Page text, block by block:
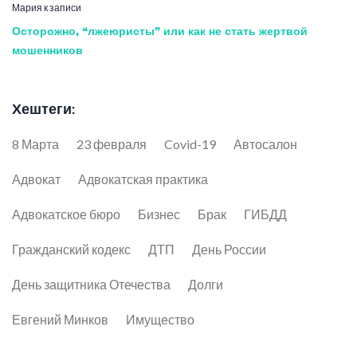
Мария к записи
Осторожно, “лжеюристы” или как не стать жертвой
мошенников
Хештеги:
8 Марта 23 февраля Covid-19 Автосалон
Адвокат Адвокатская практика
Адвокатское бюро Бизнес Брак ГИБДД
Гражданский кодекс ДТП День России
День защитника Отечества Долги
Евгений Минков Имущество